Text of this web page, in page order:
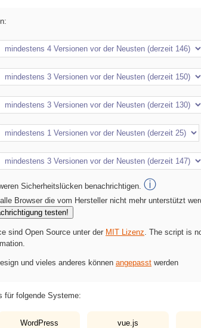
Sicherheitslücken benachrichtigen. ⓘ
Browser die vom Hersteller nicht mehr unterstützt
testen!
sind Open Source unter der MIT Lizenz . The script is
und vieles anderes können angepasst werden
für folgende Systeme:
WordPress vue.js